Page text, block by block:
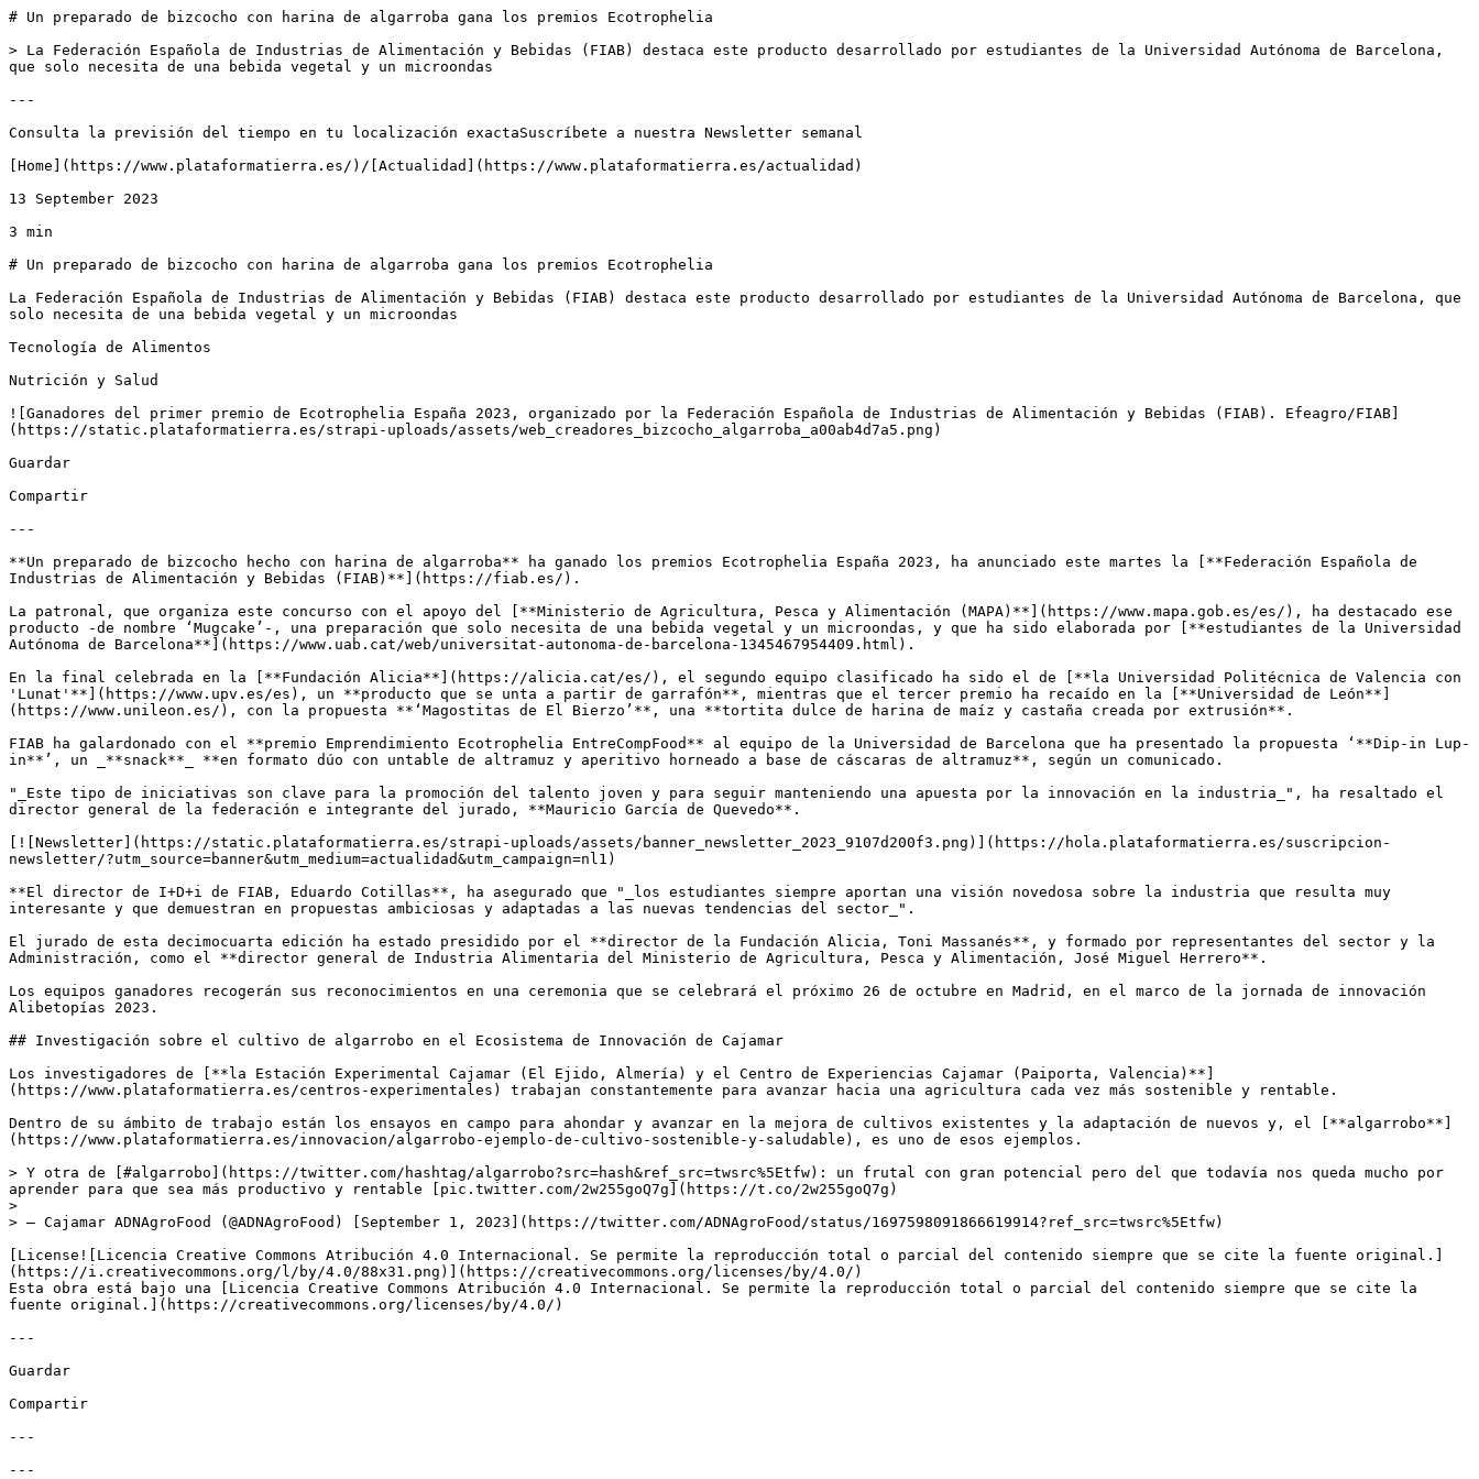
# Un preparado de bizcocho con harina de algarroba gana los premios Ecotrophelia
> La Federación Española de Industrias de Alimentación y Bebidas (FIAB) destaca este producto desarrollado por estudiantes de la Universidad Autónoma de Barcelona,
que solo necesita de una bebida vegetal y un microondas
---
Consulta la previsión del tiempo en tu localización exactaSuscríbete a nuestra Newsletter semanal
[Home](https://www.plataformatierra.es/)/[Actualidad](https://www.plataformatierra.es/actualidad)
13 September 2023
3 min
# Un preparado de bizcocho con harina de algarroba gana los premios Ecotrophelia
La Federación Española de Industrias de Alimentación y Bebidas (FIAB) destaca este producto desarrollado por estudiantes de la Universidad Autónoma de Barcelona, que
solo necesita de una bebida vegetal y un microondas
Tecnología de Alimentos
Nutrición y Salud
![Ganadores del primer premio de Ecotrophelia España 2023, organizado por la Federación Española de Industrias de Alimentación y Bebidas (FIAB). Efeagro/FIAB]
(https://static.plataformatierra.es/strapi-uploads/assets/web_creadores_bizcocho_algarroba_a00ab4d7a5.png)
Guardar
Compartir
---
**Un preparado de bizcocho hecho con harina de algarroba** ha ganado los premios Ecotrophelia España 2023, ha anunciado este martes la [**Federación Española de
Industrias de Alimentación y Bebidas (FIAB)**](https://fiab.es/).
La patronal, que organiza este concurso con el apoyo del [**Ministerio de Agricultura, Pesca y Alimentación (MAPA)**](https://www.mapa.gob.es/es/), ha destacado ese
producto -de nombre ‘Mugcake’-, una preparación que solo necesita de una bebida vegetal y un microondas, y que ha sido elaborada por [**estudiantes de la Universidad
Autónoma de Barcelona**](https://www.uab.cat/web/universitat-autonoma-de-barcelona-1345467954409.html).
En la final celebrada en la [**Fundación Alicia**](https://alicia.cat/es/), el segundo equipo clasificado ha sido el de [**la Universidad Politécnica de Valencia con
'Lunat'**](https://www.upv.es/es), un **producto que se unta a partir de garrafón**, mientras que el tercer premio ha recaído en la [**Universidad de León**]
(https://www.unileon.es/), con la propuesta **‘Magostitas de El Bierzo’**, una **tortita dulce de harina de maíz y castaña creada por extrusión**.
FIAB ha galardonado con el **premio Emprendimiento Ecotrophelia EntreCompFood** al equipo de la Universidad de Barcelona que ha presentado la propuesta ‘**Dip-in Lup-
in**’, un _**snack**_ **en formato dúo con untable de altramuz y aperitivo horneado a base de cáscaras de altramuz**, según un comunicado.
"_Este tipo de iniciativas son clave para la promoción del talento joven y para seguir manteniendo una apuesta por la innovación en la industria_", ha resaltado el
director general de la federación e integrante del jurado, **Mauricio García de Quevedo**.
[![Newsletter](https://static.plataformatierra.es/strapi-uploads/assets/banner_newsletter_2023_9107d200f3.png)](https://hola.plataformatierra.es/suscripcion-
newsletter/?utm_source=banner&utm_medium=actualidad&utm_campaign=nl1)
**El director de I+D+i de FIAB, Eduardo Cotillas**, ha asegurado que "_los estudiantes siempre aportan una visión novedosa sobre la industria que resulta muy
interesante y que demuestran en propuestas ambiciosas y adaptadas a las nuevas tendencias del sector_".
El jurado de esta decimocuarta edición ha estado presidido por el **director de la Fundación Alicia, Toni Massanés**, y formado por representantes del sector y la
Administración, como el **director general de Industria Alimentaria del Ministerio de Agricultura, Pesca y Alimentación, José Miguel Herrero**.
Los equipos ganadores recogerán sus reconocimientos en una ceremonia que se celebrará el próximo 26 de octubre en Madrid, en el marco de la jornada de innovación
Alibetopías 2023.
## Investigación sobre el cultivo de algarrobo en el Ecosistema de Innovación de Cajamar
Los investigadores de [**la Estación Experimental Cajamar (El Ejido, Almería) y el Centro de Experiencias Cajamar (Paiporta, Valencia)**]
(https://www.plataformatierra.es/centros-experimentales) trabajan constantemente para avanzar hacia una agricultura cada vez más sostenible y rentable.
Dentro de su ámbito de trabajo están los ensayos en campo para ahondar y avanzar en la mejora de cultivos existentes y la adaptación de nuevos y, el [**algarrobo**]
(https://www.plataformatierra.es/innovacion/algarrobo-ejemplo-de-cultivo-sostenible-y-saludable), es uno de esos ejemplos.
> Y otra de [#algarrobo](https://twitter.com/hashtag/algarrobo?src=hash&ref_src=twsrc%5Etfw): un frutal con gran potencial pero del que todavía nos queda mucho por
aprender para que sea más productivo y rentable [pic.twitter.com/2w255goQ7g](https://t.co/2w255goQ7g)
>
> — Cajamar ADNAgroFood (@ADNAgroFood) [September 1, 2023](https://twitter.com/ADNAgroFood/status/1697598091866619914?ref_src=twsrc%5Etfw)
[License![Licencia Creative Commons Atribución 4.0 Internacional. Se permite la reproducción total o parcial del contenido siempre que se cite la fuente original.]
(https://i.creativecommons.org/l/by/4.0/88x31.png)](https://creativecommons.org/licenses/by/4.0/)
Esta obra está bajo una [Licencia Creative Commons Atribución 4.0 Internacional. Se permite la reproducción total o parcial del contenido siempre que se cite la
fuente original.](https://creativecommons.org/licenses/by/4.0/)
---
Guardar
Compartir
---
---